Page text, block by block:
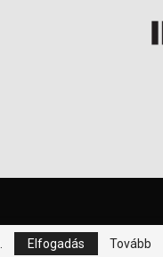
Elfogadás Tovább